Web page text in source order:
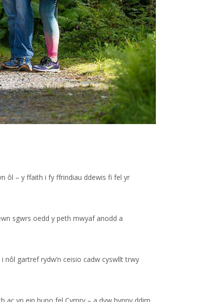
ôl – y ffaith i fy ffrindiau ddewis fi fel yr
sgwrs oedd y peth mwyaf anodd a
nôl gartref rydw’n ceisio cadw cyswllt trwy